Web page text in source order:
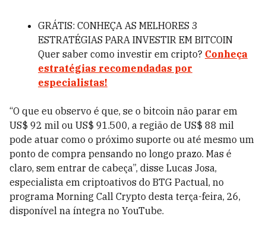
GRÁTIS: CONHEÇA AS MELHORES 3
ESTRATÉGIAS PARA INVESTIR EM BITCOIN
Quer saber como investir em cripto? Conheça
estratégias recomendadas por
especialistas!
“O que eu observo é que, se o bitcoin não parar em
US$ 92 mil ou US$ 91.500, a região de US$ 88 mil
pode atuar como o próximo suporte ou até mesmo um
ponto de compra pensando no longo prazo. Mas é
claro, sem entrar de cabeça”, disse Lucas Josa,
especialista em criptoativos do BTG Pactual, no
programa Morning Call Crypto desta terça-feira, 26,
disponível na íntegra no YouTube.